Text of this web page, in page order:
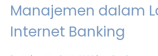
Manajemen dalam
Internet Banking